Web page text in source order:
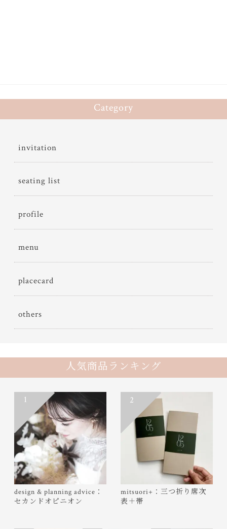
Category
invitation
seating list
profile
menu
placecard
others
人気商品ランキング
design & planning advice：
セカンドオピニオン
1
mitsuori+：三つ折り席次
表＋帯
2